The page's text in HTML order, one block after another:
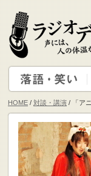
HOME / 対談・講演 / 「ア